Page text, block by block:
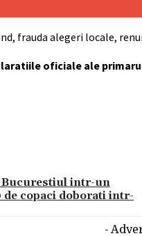
frauda alegeri locale,
oficiale ale
Bucurestiul intr-un
de copaci doborati intr-
-